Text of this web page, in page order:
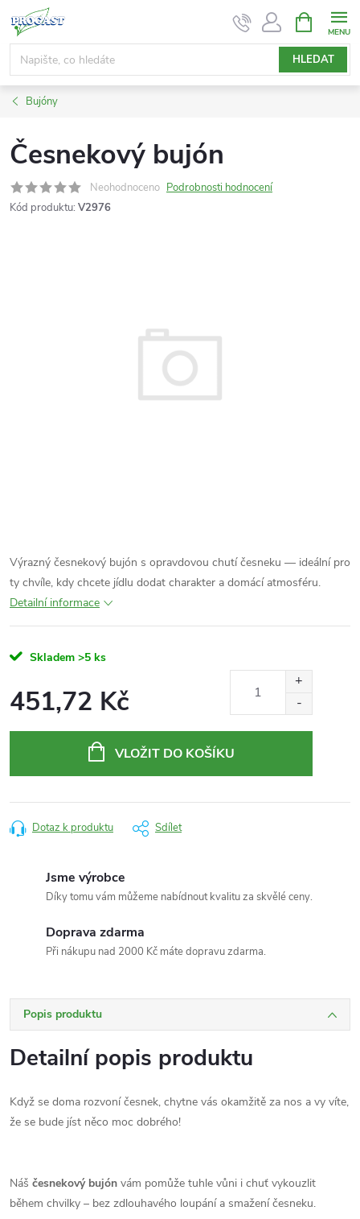
obsah
HLEDAT
NÁKUPNÍ
KOŠÍK
Bujóny
Česnekový bujón
Neohodnoceno Podrobnosti hodnocení
Kód produktu: V2976
Výrazný česnekový bujón s opravdovou chutí česneku — ideální pro
ty chvíle, kdy chcete jídlu dodat charakter a domácí atmosféru.
Detailní informace
Skladem >5 ks
451,72 Kč
VLOŽIT DO KOŠÍKU
Dotaz k produktu Sdílet
Jsme výrobce
Díky tomu vám můžeme nabídnout kvalitu za skvělé ceny.
Doprava zdarma
Při nákupu nad 2000 Kč máte dopravu zdarma.
Popis produktu
Detailní popis produktu
Když se doma rozvoní česnek, chytne vás okamžitě za nos a vy víte,
že se bude jíst něco moc dobrého!
Náš česnekový bujón vám pomůže tuhle vůni i chuť vykouzlit
během chvilky – bez zdlouhavého loupání a smažení česneku.